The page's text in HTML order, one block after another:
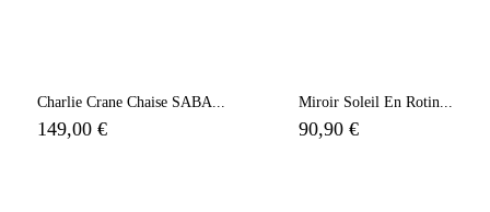
Charlie Crane Chaise SABA...
149,00 €
Miroir Soleil En Rotin...
90,90 €